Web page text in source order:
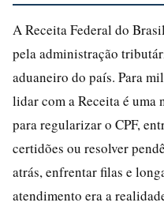
A Receita Federal do
pela administração
aduaneiro do país. Para
lidar com a Receita é uma
para regularizar o CPF,
certidões ou resolver
atrás, enfrentar filas e
atendimento era a